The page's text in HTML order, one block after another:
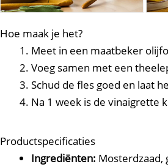
Hoe maak je het?
Meet in een maatbeker
Voeg samen met een
Schud de fles goed en laat
Na 1 week is de vinaigrette
Productspecificaties
Ingrediënten: Mosterdzaad,